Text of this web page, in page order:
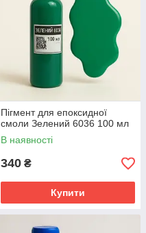
Пігмент для епоксидної
смоли Зелений 6036 100 мл
В наявності
340 ₴
Купити